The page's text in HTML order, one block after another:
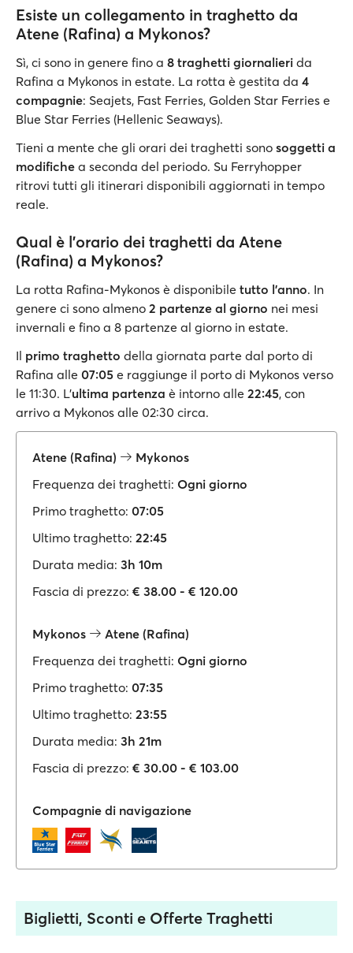
Esiste un collegamento in traghetto da
Atene (Rafina) a Mykonos?
Sì, ci sono in genere fino a 8 traghetti giornalieri da
Rafina a Mykonos in estate. La rotta è gestita da 4
compagnie: Seajets, Fast Ferries, Golden Star Ferries e
Blue Star Ferries (Hellenic Seaways).
Tieni a mente che gli orari dei traghetti sono soggetti a
modifiche a seconda del periodo. Su Ferryhopper
ritrovi tutti gli itinerari disponibili aggiornati in tempo
reale.
Qual è l'orario dei traghetti da Atene
(Rafina) a Mykonos?
La rotta Rafina-Mykonos è disponibile tutto l'anno. In
genere ci sono almeno 2 partenze al giorno nei mesi
invernali e fino a 8 partenze al giorno in estate.
Il primo traghetto della giornata parte dal porto di
Rafina alle 07:05 e raggiunge il porto di Mykonos verso
le 11:30. L'ultima partenza è intorno alle 22:45, con
arrivo a Mykonos alle 02:30 circa.
Atene (Rafina)
Mykonos
Frequenza dei traghetti: Ogni giorno
Primo traghetto: 07:05
Ultimo traghetto: 22:45
Durata media: 3h 10m
Fascia di prezzo: € 38.00 - € 120.00
Mykonos
Atene (Rafina)
Frequenza dei traghetti: Ogni giorno
Primo traghetto: 07:35
Ultimo traghetto: 23:55
Durata media: 3h 21m
Fascia di prezzo: € 30.00 - € 103.00
Compagnie di navigazione
Biglietti, Sconti e Offerte Traghetti